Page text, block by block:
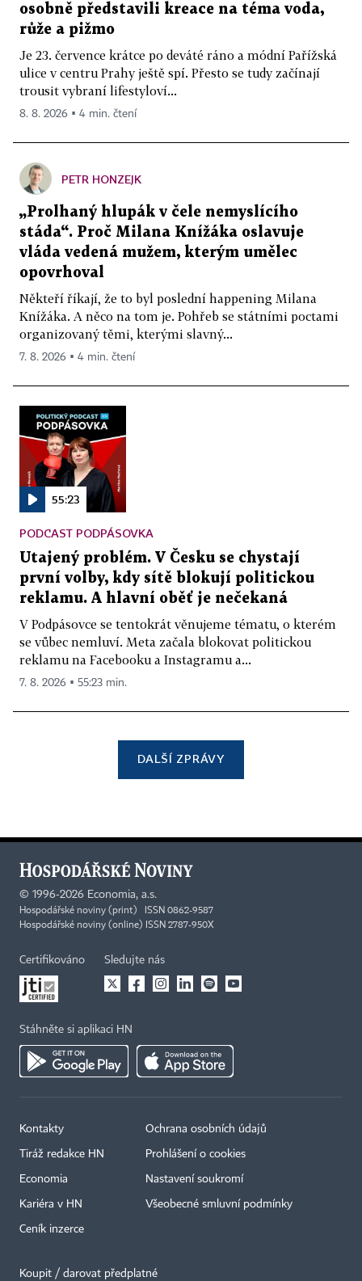
osobně představili kreace na téma voda,
růže a pižmo
Je 23. července krátce po deváté ráno a módní Pařížská
ulice v centru Prahy ještě spí. Přesto se tudy začínají
trousit vybraní lifestyloví...
8. 8. 2026 ▪ 4 min. čtení
PETR HONZEJK
„Prolhaný hlupák v čele nemyslícího
stáda“. Proč Milana Knížáka oslavuje
vláda vedená mužem, kterým umělec
opovrhoval
Někteří říkají, že to byl poslední happening Milana
Knížáka. A něco na tom je. Pohřeb se státními poctami
organizovaný těmi, kterými slavný...
7. 8. 2026 ▪ 4 min. čtení
55:23
PODCAST PODPÁSOVKA
Utajený problém. V Česku se chystají
první volby, kdy sítě blokují politickou
reklamu. A hlavní oběť je nečekaná
V Podpásovce se tentokrát věnujeme tématu, o kterém
se vůbec nemluví. Meta začala blokovat politickou
reklamu na Facebooku a Instagramu a...
7. 8. 2026 ▪ 55:23 min.
DALŠÍ ZPRÁVY
© 1996-2026 Economia, a.s.
Hospodářské noviny (print) ISSN 0862-9587
Hospodářské noviny (online) ISSN 2787-950X
Certifikováno Sledujte nás
Stáhněte si aplikaci HN
Kontakty
Tiráž redakce HN
Economia
Kariéra v HN
Ceník inzerce
Ochrana osobních údajů
Prohlášení o cookies
Nastavení soukromí
Všeobecné smluvní podmínky
Koupit / darovat předplatné